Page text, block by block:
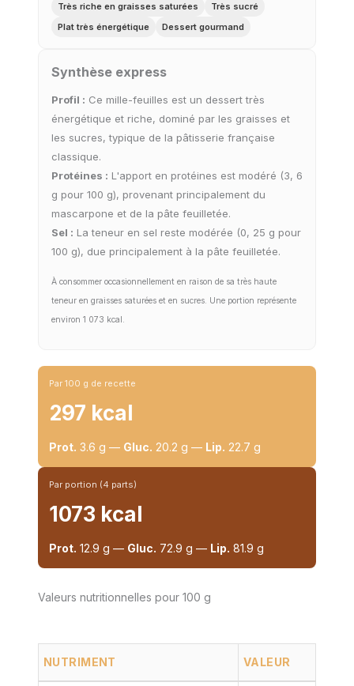
Très riche en graisses saturées
Très sucré
Plat très énergétique
Dessert gourmand
Synthèse express
Profil : Ce mille-feuilles est un dessert très
énergétique et riche, dominé par les graisses et
les sucres, typique de la pâtisserie française
classique.
Protéines : L'apport en protéines est modéré (3, 6
g pour 100 g), provenant principalement du
mascarpone et de la pâte feuilletée.
Sel : La teneur en sel reste modérée (0, 25 g pour
100 g), due principalement à la pâte feuilletée.
À consommer occasionnellement en raison de sa très haute
teneur en graisses saturées et en sucres. Une portion représente
environ 1 073 kcal.
Par 100 g de recette
297 kcal
Prot. 3.6 g — Gluc. 20.2 g — Lip. 22.7 g
Par portion (4 parts)
1073 kcal
Prot. 12.9 g — Gluc. 72.9 g — Lip. 81.9 g
Valeurs nutritionnelles pour 100 g
NUTRIMENT VALEUR